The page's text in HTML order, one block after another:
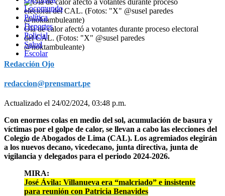
Locomundo
Política
Deportes
Policial
Salud
Escolar
Ola de calor afectó a votantes durante proceso electoral
del CAL. (Fotos: "X" @susel paredes
@noktambuleante)
Redacción Ojo
redaccion@prensmart.pe
Actualizado el 24/02/2024, 03:48 p.m.
Con enormes colas en medio del sol, acumulación de basura y
víctimas por el golpe de calor, se llevan a cabo las elecciones del
Colegio de Abogados de Lima (CAL). Los agremiados elegirán
a los nuevos decano, vicedecano, junta directiva, junta de
vigilancia y delegados para el periodo 2024-2026.
MIRA:
José Ávila: Villanueva era “malcriado” e insistente
para reunión con Patricia Benavides